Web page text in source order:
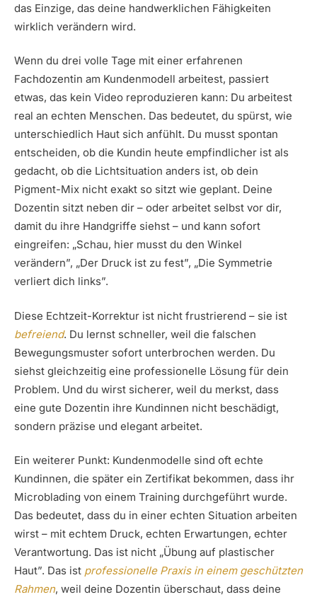
das Einzige, das deine handwerklichen Fähigkeiten
wirklich verändern wird.
Wenn du drei volle Tage mit einer erfahrenen
Fachdozentin am Kundenmodell arbeitest, passiert
etwas, das kein Video reproduzieren kann: Du arbeitest
real an echten Menschen. Das bedeutet, du spürst, wie
unterschiedlich Haut sich anfühlt. Du musst spontan
entscheiden, ob die Kundin heute empfindlicher ist als
gedacht, ob die Lichtsituation anders ist, ob dein
Pigment-Mix nicht exakt so sitzt wie geplant. Deine
Dozentin sitzt neben dir – oder arbeitet selbst vor dir,
damit du ihre Handgriffe siehst – und kann sofort
eingreifen: „Schau, hier musst du den Winkel
verändern”, „Der Druck ist zu fest”, „Die Symmetrie
verliert dich links”.
Diese Echtzeit-Korrektur ist nicht frustrierend – sie ist
befreiend. Du lernst schneller, weil die falschen
Bewegungsmuster sofort unterbrochen werden. Du
siehst gleichzeitig eine professionelle Lösung für dein
Problem. Und du wirst sicherer, weil du merkst, dass
eine gute Dozentin ihre Kundinnen nicht beschädigt,
sondern präzise und elegant arbeitet.
Ein weiterer Punkt: Kundenmodelle sind oft echte
Kundinnen, die später ein Zertifikat bekommen, dass ihr
Microblading von einem Training durchgeführt wurde.
Das bedeutet, dass du in einer echten Situation arbeiten
wirst – mit echtem Druck, echten Erwartungen, echter
Verantwortung. Das ist nicht „Übung auf plastischer
Haut”. Das ist professionelle Praxis in einem geschützten
Rahmen, weil deine Dozentin überschaut, dass deine